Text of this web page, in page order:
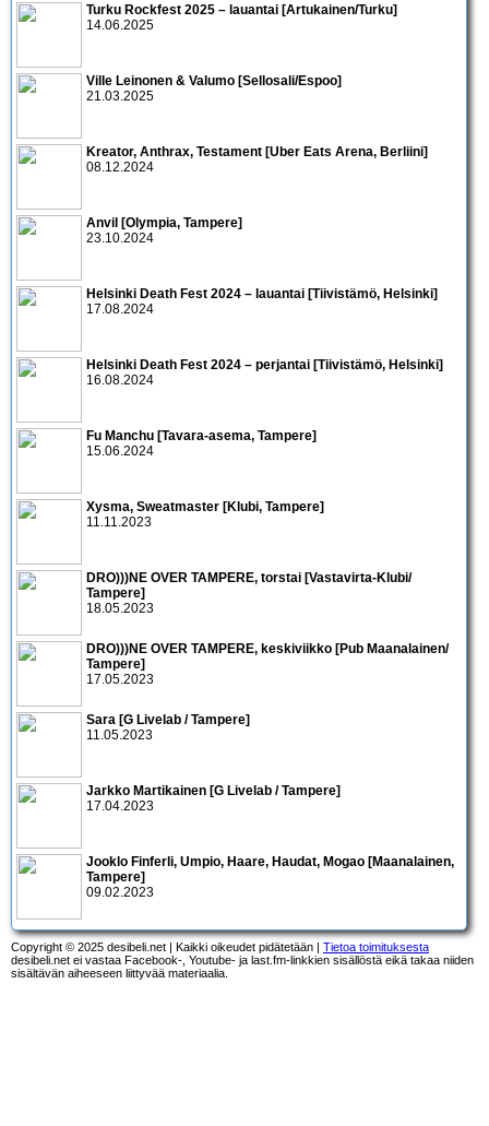
Turku Rockfest 2025 – lauantai [Artukainen/Turku]
14.06.2025
Ville Leinonen & Valumo [Sellosali/Espoo]
21.03.2025
Kreator, Anthrax, Testament [Uber Eats Arena, Berliini]
08.12.2024
Anvil [Olympia, Tampere]
23.10.2024
Helsinki Death Fest 2024 – lauantai [Tiivistämö, Helsinki]
17.08.2024
Helsinki Death Fest 2024 – perjantai [Tiivistämö, Helsinki]
16.08.2024
Fu Manchu [Tavara-asema, Tampere]
15.06.2024
Xysma, Sweatmaster [Klubi, Tampere]
11.11.2023
DRO)))NE OVER TAMPERE, torstai [Vastavirta-Klubi/
Tampere]
18.05.2023
DRO)))NE OVER TAMPERE, keskiviikko [Pub Maanalainen/
Tampere]
17.05.2023
Sara [G Livelab / Tampere]
11.05.2023
Jarkko Martikainen [G Livelab / Tampere]
17.04.2023
Jooklo Finferli, Umpio, Haare, Haudat, Mogao [Maanalainen,
Tampere]
09.02.2023
Copyright © 2025 desibeli.net | Kaikki oikeudet pidätetään | Tietoa toimituksesta
desibeli.net ei vastaa Facebook-, Youtube- ja last.fm-linkkien sisällöstä eikä takaa niiden
sisältävän aiheeseen liittyvää materiaalia.